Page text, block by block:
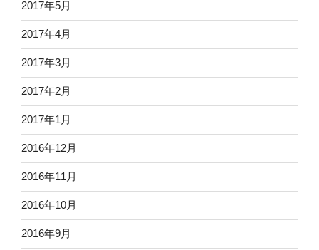
2017年5月
2017年4月
2017年3月
2017年2月
2017年1月
2016年12月
2016年11月
2016年10月
2016年9月